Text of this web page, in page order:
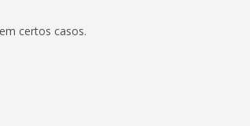
certos casos.